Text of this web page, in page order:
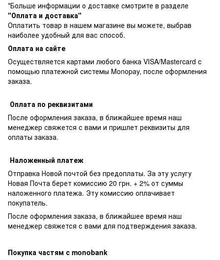
*Больше информации о доставке смотрите в разделе
"Оплата и доставка"
Оплатить товар в нашем магазине вы можете, выбрав
наиболее удобный для вас способ.
Оплата на сайте
Осуществляется картами любого банка VISA/Mastercard с
помощью платежной системы Monopay, после оформления
заказа.
Оплата по реквизитами
После оформления заказа, в ближайшее время наш
менеджер свяжется с вами и пришлет реквизиты для
оплаты заказа.
Наложенный платеж
Отправка Новой почтой без предоплаты. За эту услугу
Новая Почта берет комиссию 20 грн. + 2% от суммы
наложенного платежа. Эту комиссию оплачивает
покупатель.
После оформления заказа, в ближайшее время наш
менеджер свяжется с вами для подтверждения заказа.
Покупка частям с monobank